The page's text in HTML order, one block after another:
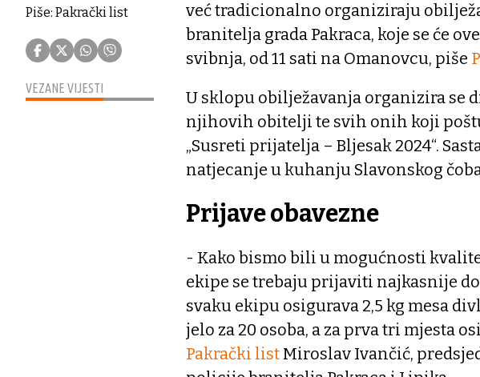
Piše: Pakrački list
VEZANE VIJESTI
već tradicionalno organiziraju
branitelja grada Pakraca, koje se će
svibnja, od 11 sati na Omanovcu, piše
U sklopu obilježavanja organizira se
njihovih obitelji te svih onih koji
„Susreti prijatelja – Bljesak 2024“.
natjecanje u kuhanju Slavonskog
Prijave obavezne
- Kako bismo bili u mogućnosti
ekipe se trebaju prijaviti najkasnije
svaku ekipu osigurava 2,5 kg mesa
jelo za 20 osoba, a za prva tri mjesta
Pakrački list Miroslav Ivančić,